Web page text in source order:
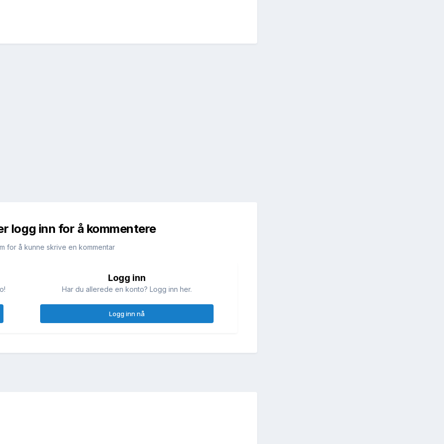
logg inn for å kommentere
for å kunne skrive en kommentar
Logg inn
Har du allerede en konto? Logg inn her.
Logg inn nå